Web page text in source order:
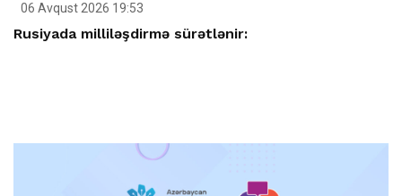
06 Avqust 2026 19:53
Rusiyada milliləşdirmə sürətlənir: